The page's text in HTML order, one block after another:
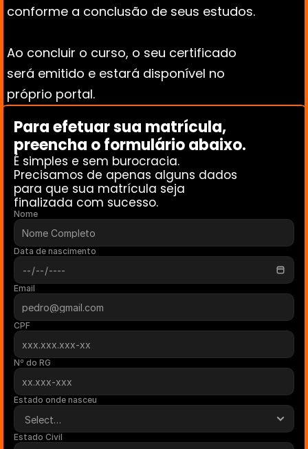
conforme a conclusão de seus estudos.
Ao concluir o curso, o seu certificado
será emitido e estará disponível no
próprio portal.
Para efetuar sua matrícula,
preencha o formulário abaixo.
É simples e sem burocracia.
Precisamos de apenas alguns dados
para que sua matrícula seja
finalizada com sucesso.
Nome
Data de nascimento
Email
CPF
Nº do RG
Estado onde nasceu
Estado Civil